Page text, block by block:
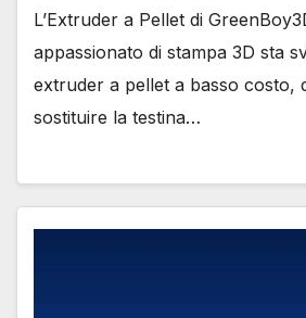
L’Extruder a Pellet di
appassionato di stampa 3D sta
extruder a pellet a basso costo,
sostituire la testina…